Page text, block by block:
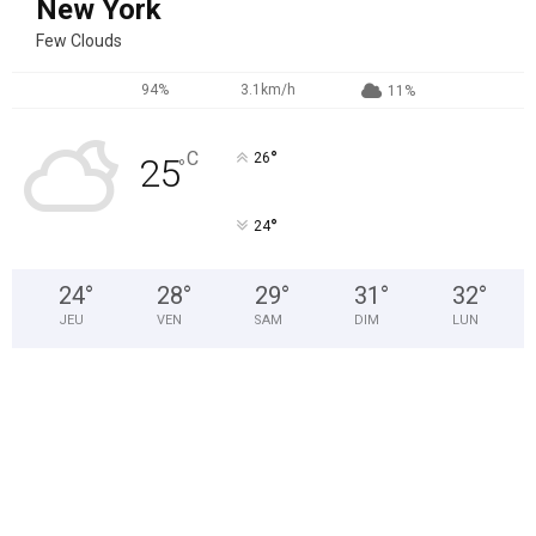
New York
Few Clouds
94% 3.1km/h 11%
25°C 26°
24°
24°
JEU
28°
VEN
29°
SAM
31 °
DIM
32°
LUN